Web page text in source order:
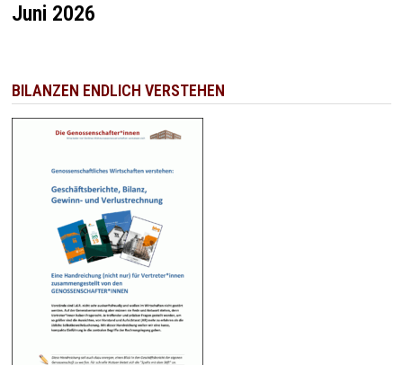
Juni 2026
BILANZEN ENDLICH VERSTEHEN